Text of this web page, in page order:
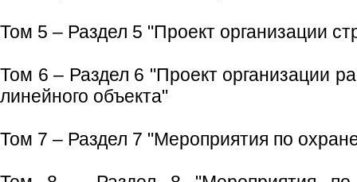
Том 5 – Раздел 5 "Проект организации
Том 6 – Раздел 6 "Проект организации
линейного объекта"
Том 7 – Раздел 7 "Мероприятия по